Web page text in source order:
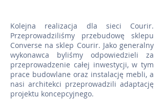
Kolejna realizacja dla sieci Courir.
Przeprowadziliśmy przebudowę sklepu
Converse na sklep Courir. Jako generalny
wykonawca byliśmy odpowiedzieli za
przeprowadzenie całej inwestycji, w tym
prace budowlane oraz instalację mebli, a
nasi architekci przeprowadzili adaptację
projektu koncepcyjnego.